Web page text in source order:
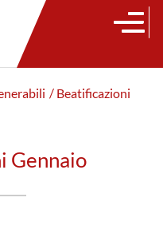
/ Beatificazioni
Gennaio